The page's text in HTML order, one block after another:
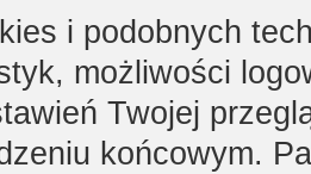
i podobnych
możliwości
Twojej
końcowym.